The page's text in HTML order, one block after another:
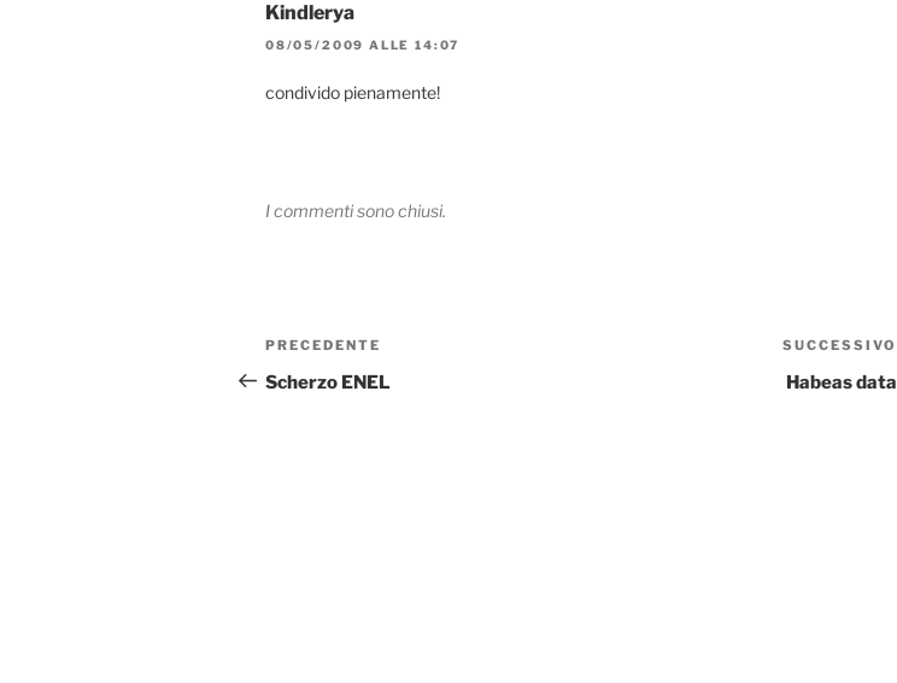
Kindlerya
08/05/2009 ALLE 14:07
condivido pienamente!
I commenti sono chiusi.
Navigazione
articoli
Articolo
precedente:
PRECEDENTE
Scherzo ENEL
SUCCESSIVO
Habeas data